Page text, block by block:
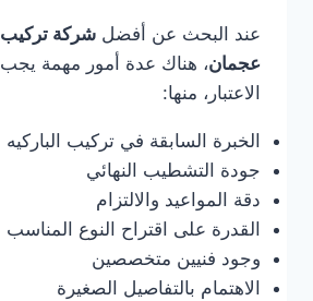
عند البحث عن أفضل شركة تركيب
عجمان، هناك عدة أمور مهمة
الاعتبار، منها:
الخبرة السابقة في تركيب الباركيه
جودة التشطيب النهائي
دقة المواعيد والالتزام
القدرة على اقتراح النوع المناسب
وجود فنيين متخصصين
الاهتمام بالتفاصيل الصغيرة